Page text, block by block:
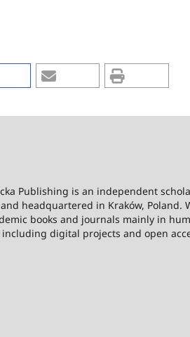
Publishing is an independent
headquartered in Kraków, Poland.
books and journals mainly in
including digital projects and open